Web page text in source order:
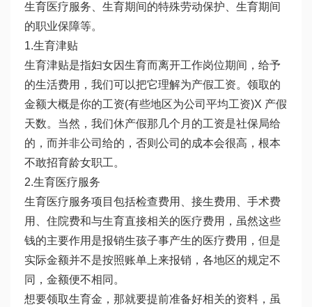
生育医疗服务、生育期间的特殊劳动保护、生育期间
的职业保障等。
1.生育津贴
生育津贴是指妇女因生育而离开工作岗位期间，给予
的生活费用，我们可以把它理解为产假工资。领取的
金额大概是你的工资(有些地区为公司平均工资)X 产假
天数。当然，我们休产假那几个月的工资是社保局给
的，而并非公司给的，否则公司的成本会很高，根本
不敢招育龄女职工。
2.生育医疗服务
生育医疗服务项目包括检查费用、接生费用、手术费
用、住院费和与生育直接相关的医疗费用，虽然这些
钱的主要作用是报销生孩子事产生的医疗费用，但是
实际金额并不是按照账单上来报销，各地区的规定不
同，金额便不相同。
想要领取生育金，那就要提前准备好相关的资料，虽